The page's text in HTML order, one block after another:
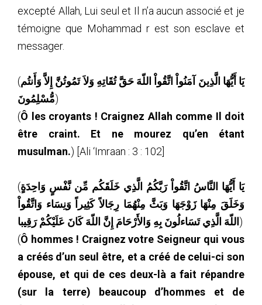
excepté Allah, Lui seul et Il n’a aucun associé et je
témoigne que Mohammad r est son esclave et
messager.
(يَا أَيُّهَا الَّذِينَ آمَنُواْ اتَّقُواْ اللّهَ حَقَّ تُقَاتِهِ وَلاَ تَمُوتُنَّ إِلاَّ وَأَنتُم
مُّسْلِمُونَ)
(Ô les croyants ! Craignez Allah comme Il doit
être craint. Et ne mourez qu’en étant
musulman.) [Ali ‘Imraan : 3 : 102]
(يَا أَيُّهَا النَّاسُ اتَّقُواْ رَبَّكُمُ الَّذِي خَلَقَكُم مِّن نَّفْسٍ وَاحِدَةٍ
وَخَلَقَ مِنْهَا زَوْجَهَا وَبَثَّ مِنْهُمَا رِجَالاً كَثِيراً وَنِسَاء وَاتَّقُواْ
اللّهَ الَّذِي تَسَاءلُونَ بِهِ وَالأَرْحَامَ إِنَّ اللّهَ كَانَ عَلَيْكُمْ رَقِيبا )
(Ô hommes ! Craignez votre Seigneur qui vous
a créés d’un seul être, et a créé de celui-ci son
épouse, et qui de ces deux-là a fait répandre
(sur la terre) beaucoup d’hommes et de